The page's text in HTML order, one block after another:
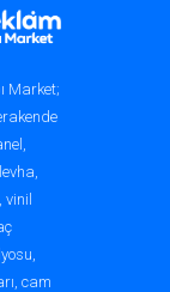
ya da
görünürlük elde
oteller gibi iş
kullanılan
Market;
vinil
cam